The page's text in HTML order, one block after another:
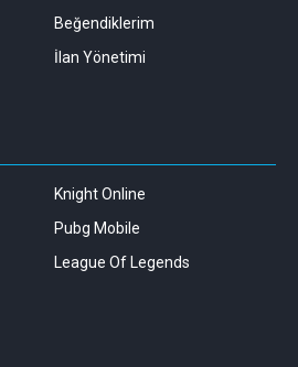
Beğendiklerim
İlan Yönetimi
Knight Online
Pubg Mobile
League Of Legends